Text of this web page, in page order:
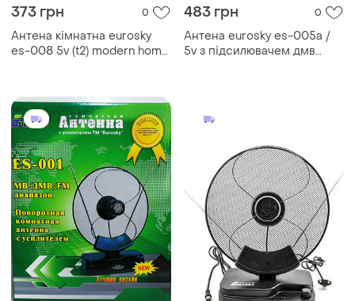
373 грн 0
Антена кімнатна eurosky
es-008 5v (t2) modern home
483 грн 0
Антена eurosky es-005a /
5v з підсилювачем дмв